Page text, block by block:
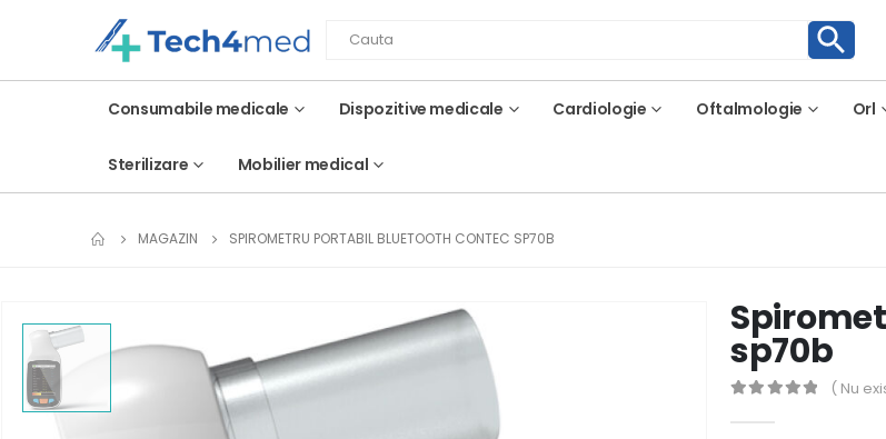
Consumabile medicale Dispozitive medicale Cardiologie Oftalmologie Orl
Sterilizare Mobilier medical
MAGAZIN SPIROMETRU PORTABIL BLUETOOTH CONTEC SP70B
sp70b
( Nu